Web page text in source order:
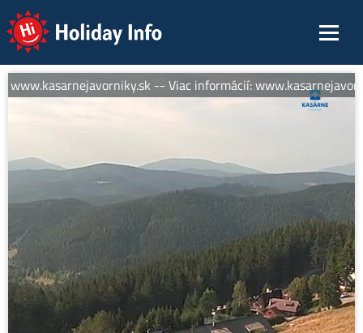
Holiday Info
-- Viac informácií: